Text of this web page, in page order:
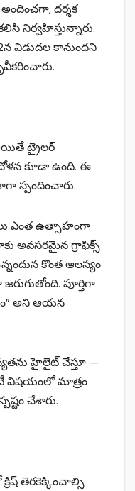
దర్శక
నిర్వహిస్తున్నారు.
విడుదల కానుందని
ట్రైలర్
కూడా ఉంది. ఈ
స్పందించారు.
ఎంత ఉత్సాహంగా
అవసరమైన గ్రాఫిక్స్
కొంత ఆలస్యం
జరుగుతోంది. పూర్తిగా
అని ఆయన
హైలైట్ చేస్తూ —
విషయంలో మాత్రం
చేశారు.
తెరకెక్కించాల్సి